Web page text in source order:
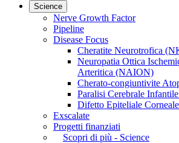
Science
Nerve Growth Factor
Pipeline
Disease Focus
Cheratite Neurotrofica
Neuropatia Ottica
Arteritica (NAION)
Cherato-congiuntivite
Paralisi Cerebrale
Difetto Epiteliale
Exscalate
Progetti finanziati
Scopri di più - Science